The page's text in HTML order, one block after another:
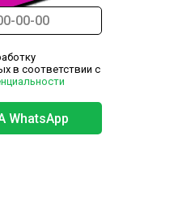
в соответствии с